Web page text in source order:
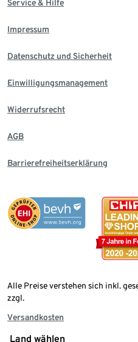
Service & Hilfe
Impressum
Datenschutz und Sicherheit
Einwilligungsmanagement
Widerrufsrecht
AGB
Barrierefreiheitserklärung
Alle Preise verstehen sich inkl.
zzgl.
Versandkosten
Land wählen